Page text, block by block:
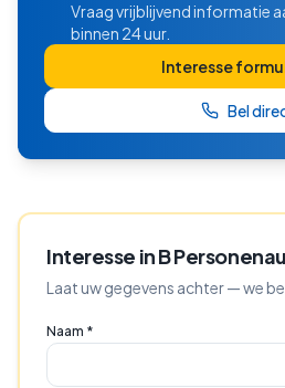
Vraag vrijblijvend informatie
binnen 24 uur.
Interesse
Bel
Interesse inB
Laat uw gegevens achter — we
Naam *